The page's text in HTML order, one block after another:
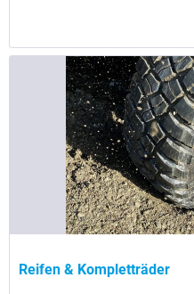
Reifen & Kompletträder